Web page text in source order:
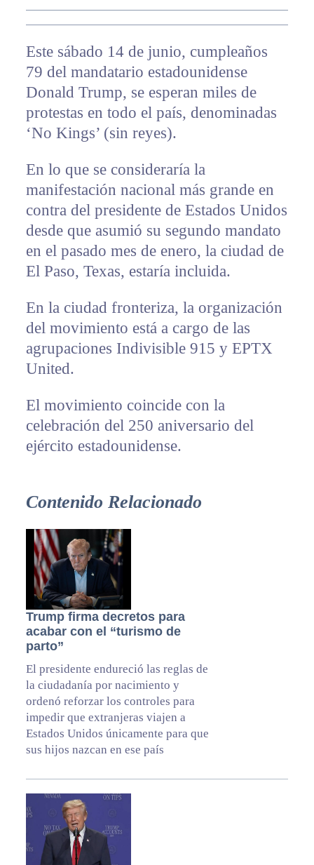
Este sábado 14 de junio, cumpleaños
79 del mandatario estadounidense
Donald Trump, se esperan miles de
protestas en todo el país, denominadas
‘No Kings’ (sin reyes).
En lo que se consideraría la
manifestación nacional más grande en
contra del presidente de Estados Unidos
desde que asumió su segundo mandato
en el pasado mes de enero, la ciudad de
El Paso, Texas, estaría incluida.
En la ciudad fronteriza, la organización
del movimiento está a cargo de las
agrupaciones Indivisible 915 y EPTX
United.
El movimiento coincide con la
celebración del 250 aniversario del
ejército estadounidense.
Contenido Relacionado
Trump firma decretos para
acabar con el “turismo de
parto”
El presidente endureció las reglas de
la ciudadanía por nacimiento y
ordenó reforzar los controles para
impedir que extranjeras viajen a
Estados Unidos únicamente para que
sus hijos nazcan en ese país